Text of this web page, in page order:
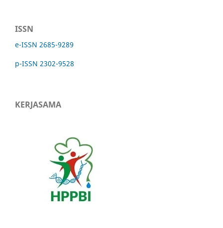
ISSN
e-ISSN 2685-9289
p-ISSN 2302-9528
KERJASAMA